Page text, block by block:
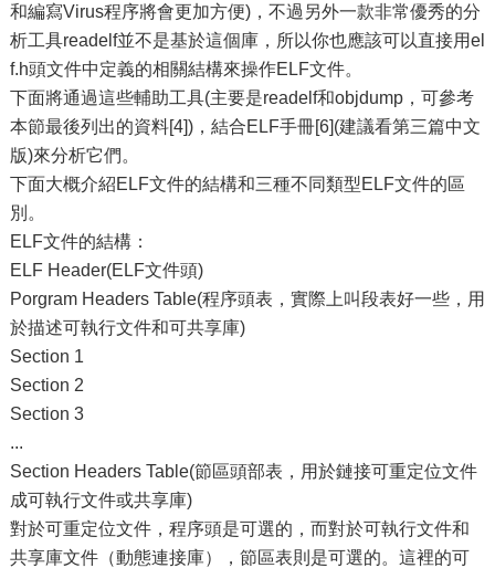
和編寫Virus程序將會更加方便)，不過另外一款非常優秀的分
析工具readelf並不是基於這個庫，所以你也應該可以直接用el
f.h頭文件中定義的相關結構來操作ELF文件。
下面將通過這些輔助工具(主要是readelf和objdump，可參考
本節最後列出的資料[4])，結合ELF手冊[6](建議看第三篇中文
版)來分析它們。
下面大概介紹ELF文件的結構和三種不同類型ELF文件的區
別。
ELF文件的結構：
ELF Header(ELF文件頭)
Porgram Headers Table(程序頭表，實際上叫段表好一些，用
於描述可執行文件和可共享庫)
Section 1
Section 2
Section 3
...
Section Headers Table(節區頭部表，用於鏈接可重定位文件
成可執行文件或共享庫)
對於可重定位文件，程序頭是可選的，而對於可執行文件和
共享庫文件（動態連接庫），節區表則是可選的。這裡的可